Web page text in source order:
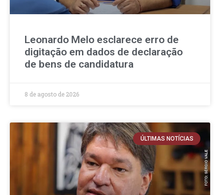
Leonardo Melo esclarece erro de
digitação em dados de declaração
de bens de candidatura
8 de agosto de 2026
ÚLTIMAS NOTÍCIAS